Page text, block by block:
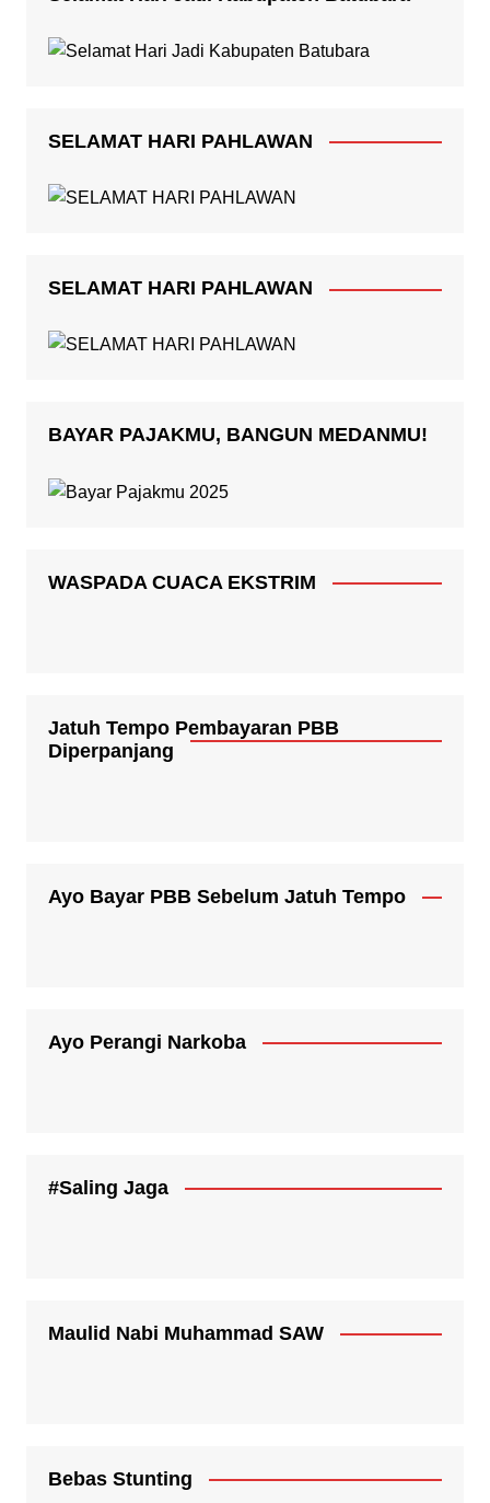
SELAMAT HARI PAHLAWAN
SELAMAT HARI PAHLAWAN
BAYAR PAJAKMU, BANGUN MEDANMU!
WASPADA CUACA EKSTRIM
Jatuh Tempo Pembayaran PBB
Diperpanjang
Ayo Bayar PBB Sebelum Jatuh Tempo
Ayo Perangi Narkoba
#Saling Jaga
Maulid Nabi Muhammad SAW
Bebas Stunting